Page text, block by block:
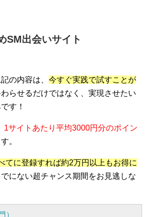
SM出会いサイト
の内容は、 今すぐ実践で試すことが
らせるだけではなく、実現させたい
す！
1サイトあたり平均3000円分のポイン
。
てに登録すれば約2万円以上もお得に
にない超チャンス期間をお見逃しな
）